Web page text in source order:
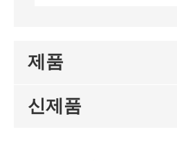
제품
신제품